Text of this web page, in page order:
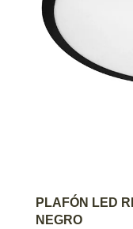
PLAFÓN LED
NEGRO